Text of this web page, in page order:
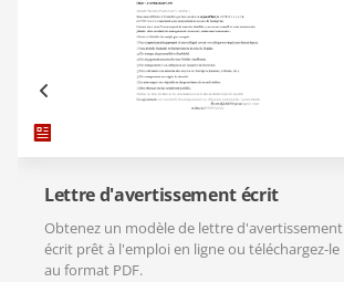
Lettre d'avertissement écrit
Obtenez un modèle de lettre d'avertissement
écrit prêt à l'emploi en ligne ou téléchargez-le
au format PDF.